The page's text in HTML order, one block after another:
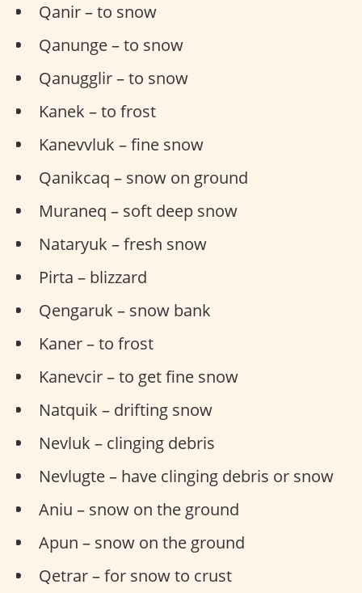
Qanir – to snow
Qanunge – to snow
Qanugglir – to snow
Kanek – to frost
Kanevvluk – fine snow
Qanikcaq – snow on ground
Muraneq – soft deep snow
Nataryuk – fresh snow
Pirta – blizzard
Qengaruk – snow bank
Kaner – to frost
Kanevcir – to get fine snow
Natquik – drifting snow
Nevluk – clinging debris
Nevlugte – have clinging debris or snow
Aniu – snow on the ground
Apun – snow on the ground
Qetrar – for snow to crust